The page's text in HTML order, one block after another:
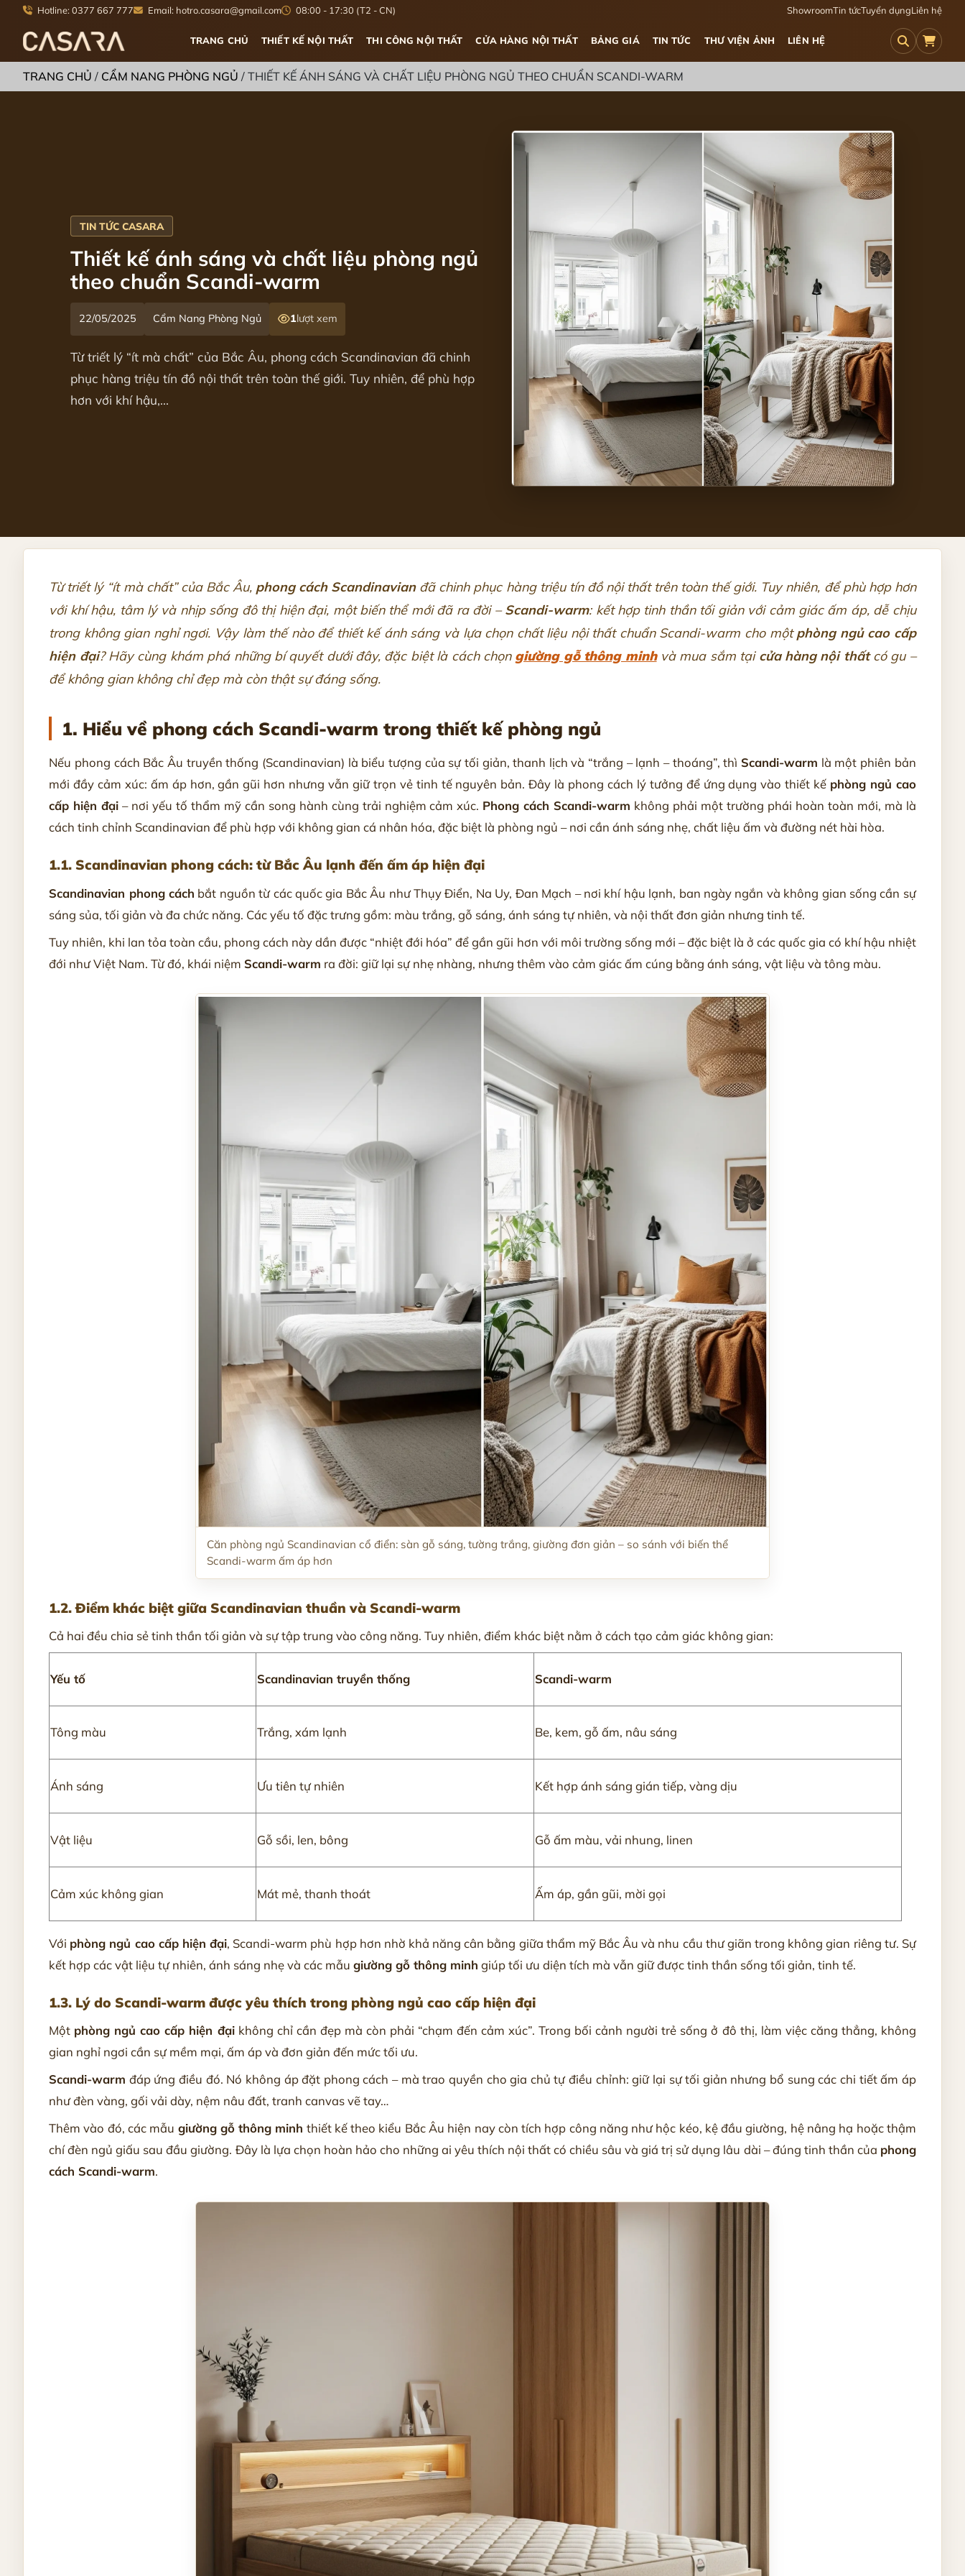
Hotline: 0377 667 777 Email: hotro.casara@gmail.com 08:00 - 17:30 (T2 - CN) ShowroomTin tứcTuyển dụngLiên hệ
TRANG CHỦ THIẾT KẾ NỘI THẤT THI CÔNG NỘI THẤT CỬA HÀNG NỘI THẤT BẢNG GIÁ TIN TỨC THƯ VIỆN ẢNH LIÊN HỆ
TRANG CHỦ / CẨM NANG PHÒNG NGỦ / THIẾT KẾ ÁNH SÁNG VÀ CHẤT LIỆU PHÒNG NGỦ THEO CHUẨN SCANDI-WARM
Thiết kế ánh sáng và chất liệu phòng ngủ
theo chuẩn Scandi-warm
22/05/2025 Cẩm Nang Phòng Ngủ 1lượt xem
Từ triết lý “ít mà chất” của Bắc Âu, phong cách Scandinavian đã chinh
phục hàng triệu tín đồ nội thất trên toàn thế giới. Tuy nhiên, để phù hợp
hơn với khí hậu,...
Từ triết lý “ít mà chất” của Bắc Âu, phong cách Scandinavianđã chinh phục hàng triệu tín đồ nội thất trên toàn thế giới. Tuy nhiên, để phù hợp hơn
với khí hậu, tâm lý và nhịp sống đô thị hiện đại, một biến thể mới đã ra đời –Scandi-warm: kết hợp tinh thần tối giản với cảm giác ấm áp, dễ chịu
trong không gian nghỉ ngơi. Vậy làm thế nào để thiết kế ánh sáng và lựa chọn chất liệu nội thất chuẩn Scandi-warm cho mộtphòng ngủ cao cấp
hiện đại? Hãy cùng khám phá những bí quyết dưới đây, đặc biệt là cách chọn giường gỗ thông minhvà mua sắm tại cửa hàng nội thấtcó gu –
để không gian không chỉ đẹp mà còn thật sự đáng sống.
1. Hiểu về phong cách Scandi-warm trong thiết kế phòng ngủ
Nếu phong cách Bắc Âu truyền thống (Scandinavian) là biểu tượng của sự tối giản, thanh lịch và “trắng – lạnh – thoáng”, thìScandi-warm là một phiên bản
mới đầy cảm xúc: ấm áp hơn, gần gũi hơn nhưng vẫn giữ trọn vẻ tinh tế nguyên bản. Đây là phong cách lý tưởng để ứng dụng vào thiết kế phòng ngủ cao
cấp hiện đại – nơi yếu tố thẩm mỹ cần song hành cùng trải nghiệm cảm xúc. Phong cách Scandi-warm không phải một trường phái hoàn toàn mới, mà là
cách tinh chỉnh Scandinavian để phù hợp với không gian cá nhân hóa, đặc biệt là phòng ngủ – nơi cần ánh sáng nhẹ, chất liệu ấm và đường nét hài hòa.
1.1. Scandinavian phong cách: từ Bắc Âu lạnh đến ấm áp hiện đại
Scandinavian phong cách bắt nguồn từ các quốc gia Bắc Âu như Thụy Điển, Na Uy, Đan Mạch – nơi khí hậu lạnh, ban ngày ngắn và không gian sống cần sự
sáng sủa, tối giản và đa chức năng. Các yếu tố đặc trưng gồm: màu trắng, gỗ sáng, ánh sáng tự nhiên, và nội thất đơn giản nhưng tinh tế.
Tuy nhiên, khi lan tỏa toàn cầu, phong cách này dần được “nhiệt đới hóa” để gần gũi hơn với môi trường sống mới – đặc biệt là ở các quốc gia có khí hậu nhiệt
đới như Việt Nam. Từ đó, khái niệmScandi-warm ra đời: giữ lại sự nhẹ nhàng, nhưng thêm vào cảm giác ấm cúng bằng ánh sáng, vật liệu và tông màu.
Căn phòng ngủ Scandinavian cổ điển: sàn gỗ sáng, tường trắng, giường đơn giản – so sánh với biến thể
Scandi-warm ấm áp hơn
1.2. Điểm khác biệt giữa Scandinavian thuần và Scandi-warm
Cả hai đều chia sẻ tinh thần tối giản và sự tập trung vào công năng. Tuy nhiên, điểm khác biệt nằm ở cách tạo cảm giác không gian:
Yếu tố Scandinavian truyền thống Scandi-warm
Tông màu Trắng, xám lạnh Be, kem, gỗ ấm, nâu sáng
Ánh sáng Ưu tiên tự nhiên Kết hợp ánh sáng gián tiếp, vàng dịu
Vật liệu Gỗ sồi, len, bông Gỗ ấm màu, vải nhung, linen
Cảm xúc không gian Mát mẻ, thanh thoát Ấm áp, gần gũi, mời gọi
Với phòng ngủ cao cấp hiện đại, Scandi-warm phù hợp hơn nhờ khả năng cân bằng giữa thẩm mỹ Bắc Âu và nhu cầu thư giãn trong không gian riêng tư. Sự
kết hợp các vật liệu tự nhiên, ánh sáng nhẹ và các mẫugiường gỗ thông minh giúp tối ưu diện tích mà vẫn giữ được tinh thần sống tối giản, tinh tế.
1.3. Lý do Scandi-warm được yêu thích trong phòng ngủ cao cấp hiện đại
Một phòng ngủ cao cấp hiện đạikhông chỉ cần đẹp mà còn phải “chạm đến cảm xúc”. Trong bối cảnh người trẻ sống ở đô thị, làm việc căng thẳng, không
gian nghỉ ngơi cần sự mềm mại, ấm áp và đơn giản đến mức tối ưu.
Scandi-warm đáp ứng điều đó. Nó không áp đặt phong cách – mà trao quyền cho gia chủ tự điều chỉnh: giữ lại sự tối giản nhưng bổ sung các chi tiết ấm áp
như đèn vàng, gối vải dày, nệm nâu đất, tranh canvas vẽ tay…
Thêm vào đó, các mẫu giường gỗ thông minh thiết kế theo kiểu Bắc Âu hiện nay còn tích hợp công năng như hộc kéo, kệ đầu giường, hệ nâng hạ hoặc thậm
chí đèn ngủ giấu sau đầu giường. Đây là lựa chọn hoàn hảo cho những ai yêu thích nội thất có chiều sâu và giá trị sử dụng lâu dài – đúng tinh thần của phong
cách Scandi-warm.